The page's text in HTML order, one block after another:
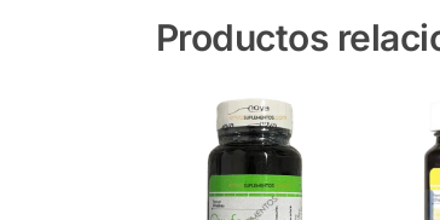
Productos